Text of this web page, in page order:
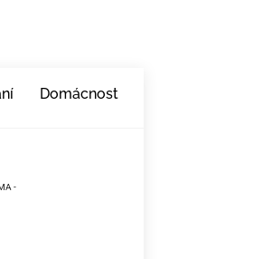
Domácnost